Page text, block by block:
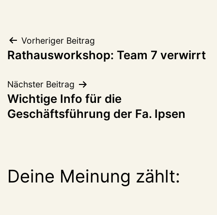
Beitragsnavigation
Vorheriger Beitrag
Rathausworkshop: Team 7 verwirrt
Nächster Beitrag
Wichtige Info für die
Geschäftsführung der Fa. Ipsen
Deine Meinung zählt: